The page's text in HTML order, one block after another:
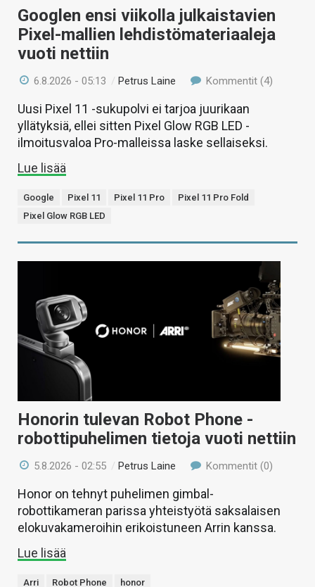
Googlen ensi viikolla julkaistavien
Pixel-mallien lehdistömateriaaleja
vuoti nettiin
6.8.2026 - 05:13 /Petrus Laine Kommentit (4)
Uusi Pixel 11 -sukupolvi ei tarjoa juurikaan
yllätyksiä, ellei sitten Pixel Glow RGB LED -
ilmoitusvaloa Pro-malleissa laske sellaiseksi.
Lue lisää
Google Pixel 11 Pixel 11 Pro
Pixel 11 Pro Fold
Pixel Glow RGB LED
Honorin tulevan Robot Phone -
robottipuhelimen tietoja vuoti nettiin
5.8.2026 - 02:55 /Petrus Laine Kommentit (0)
Honor on tehnyt puhelimen gimbal-
robottikameran parissa yhteistyötä saksalaisen
elokuvakameroihin erikoistuneen Arrin kanssa.
Lue lisää
Arri Robot Phone honor